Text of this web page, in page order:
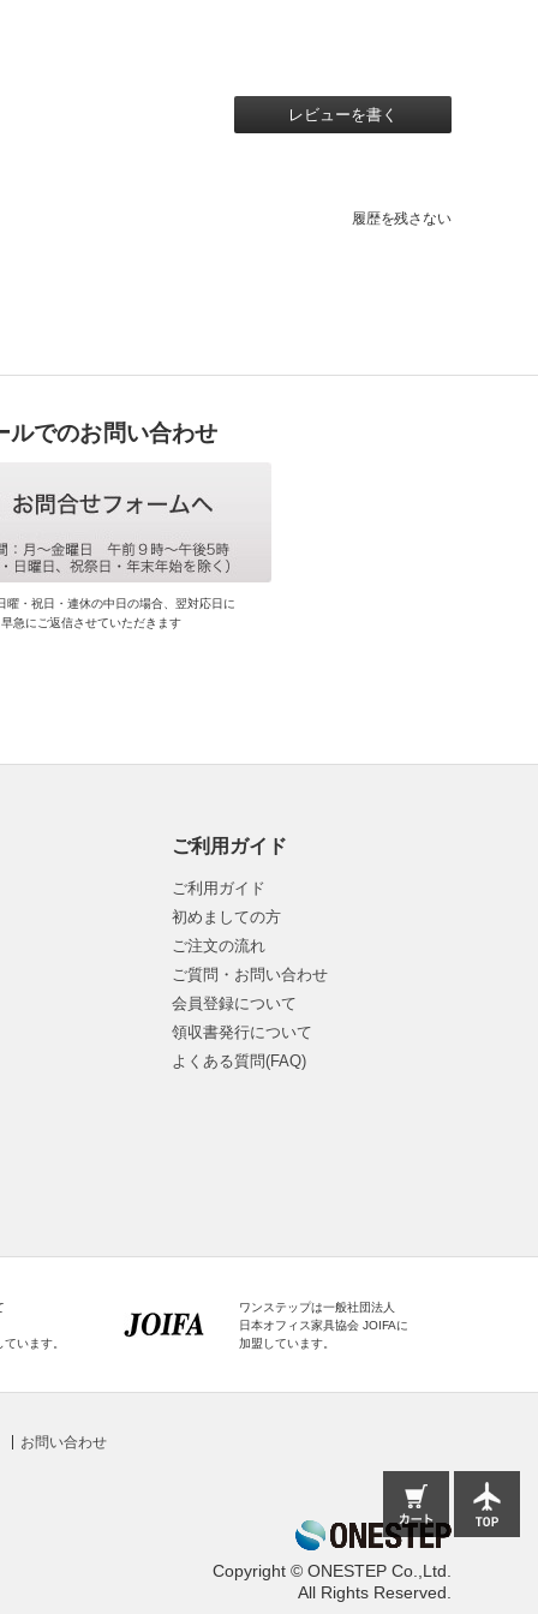
レビューを書く
履歴を残さない
ルでのお問い合わせ
・祝日・連休の中日の場合、翌対応日に
早急にご返信させていただきます
ご利用ガイド
ご利用ガイド
初めましての方
ご注文の流れ
ご質問・お問い合わせ
会員登録について
領収書発行について
よくある質問(FAQ)
います。
ワンステップは一般社団法人
日本オフィス家具協会 JOIFAに
加盟しています。
お問い合わせ
Copyright © ONESTEP Co.,Ltd.
All Rights Reserved.